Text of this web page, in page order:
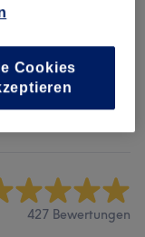
ab 115 €
427 Bewertungen
Cookies